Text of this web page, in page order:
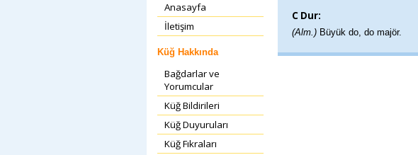
Anasayfa
İletişim
Küğ Hakkında
Bağdarlar ve
Yorumcular
Küğ Bildirileri
Küğ Duyuruları
Küğ Fıkraları
C Dur:
(Alm.) Büyük do, do majör.